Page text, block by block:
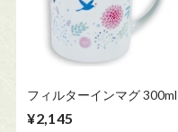
フィルターインマグ 300ml
¥2,145